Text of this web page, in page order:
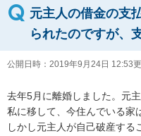
元主人の借金の支
られたのですが、
公開日時： 2019年9月24日 12:53
去年5月に離婚しました。元
私に移して、今住んでいる家
しかし元主人が自己破産す